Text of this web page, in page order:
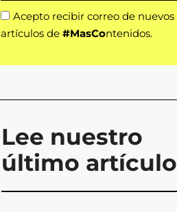
Acepto recibir correo de nuevos
artículos de #MasContenidos.
Lee nuestro
último artículo